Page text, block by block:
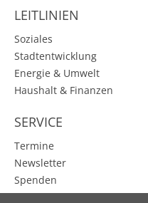
LEITLINIEN
Soziales
Stadtentwicklung
Energie & Umwelt
Haushalt & Finanzen
SERVICE
Termine
Newsletter
Spenden
Karbener Spiegel